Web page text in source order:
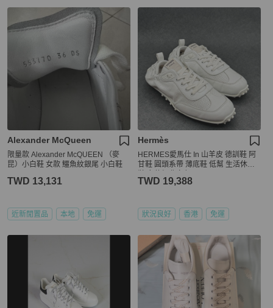
Alexander McQueen
限量款 Alexander McQUEEN （麥
昆）小白鞋 女款 鱷魚紋銀尾 小白鞋
TWD 13,131
近新閒置品 本地 免運
Hermès
HERMES愛馬仕 In 山羊皮 德訓鞋 阿
甘鞋 圓頭系帶 薄底鞋 低幫 生活休閒
TWD 19,388
狀況良好 香港 免運